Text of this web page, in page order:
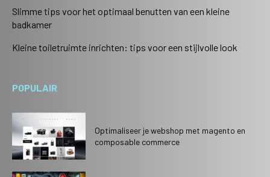
Slimme tips voor het optimaal benutten van een kleine
badkamer
Kleine toiletruimte inrichten: tips voor een stijlvolle look
POPULAIR
Optimaliseer je webshop met magento en
composable commerce